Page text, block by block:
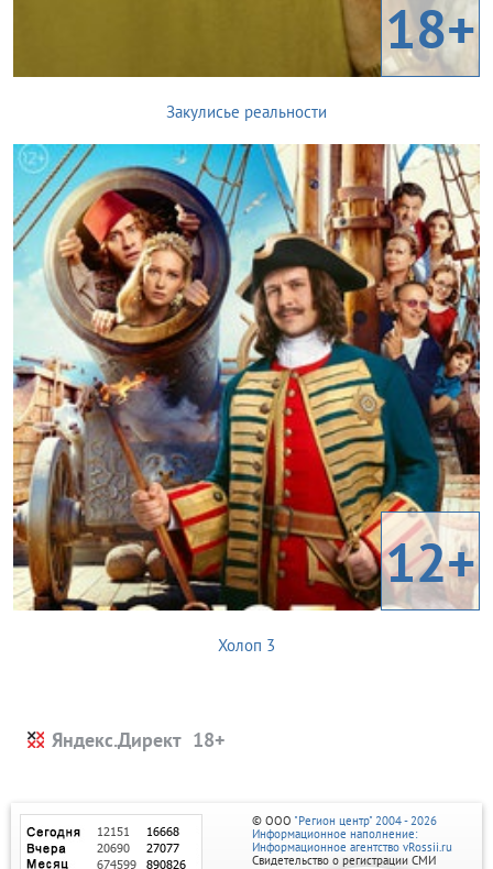
18+
Закулисье реальности
12+
Холоп 3
Яндекс.Директ
© ООО "Регион центр" 2004 - 2026
Информационное наполнение:
Информационное агентство vRossii.ru
Свидетельство о регистрации СМИ